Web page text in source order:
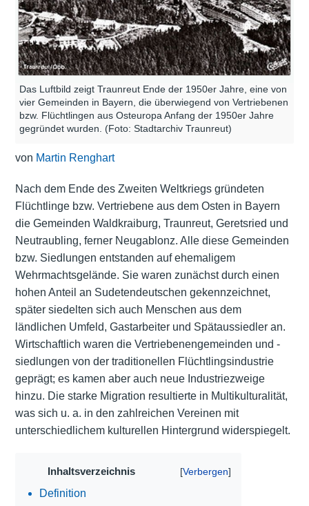
Das Luftbild zeigt Traunreut Ende der 1950er Jahre, eine von
vier Gemeinden in Bayern, die überwiegend von Vertriebenen
bzw. Flüchtlingen aus Osteuropa Anfang der 1950er Jahre
gegründet wurden. (Foto: Stadtarchiv Traunreut)
von Martin Renghart
Nach dem Ende des Zweiten Weltkriegs gründeten
Flüchtlinge bzw. Vertriebene aus dem Osten in Bayern
die Gemeinden Waldkraiburg, Traunreut, Geretsried und
Neutraubling, ferner Neugablonz. Alle diese Gemeinden
bzw. Siedlungen entstanden auf ehemaligem
Wehrmachtsgelände. Sie waren zunächst durch einen
hohen Anteil an Sudetendeutschen gekennzeichnet,
später siedelten sich auch Menschen aus dem
ländlichen Umfeld, Gastarbeiter und Spätaussiedler an.
Wirtschaftlich waren die Vertriebenengemeinden und -
siedlungen von der traditionellen Flüchtlingsindustrie
geprägt; es kamen aber auch neue Industriezweige
hinzu. Die starke Migration resultierte in Multikulturalität,
was sich u. a. in den zahlreichen Vereinen mit
unterschiedlichem kulturellen Hintergrund widerspiegelt.
Inhaltsverzeichnis
Definition